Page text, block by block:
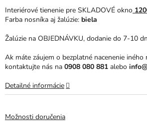
Možnosti doručenia
Interiérové tienenie pre SKLADOVÉ okno
Farba nosníka aj žalúzie: biela
Žalúzie na OBJEDNÁVKU, dodanie do 7-10
Ak máte záujem o bezplatné nacenenie iného
kontaktujte nás na 0908 080 881 alebo
Detailné informácie
hviezdičiek.